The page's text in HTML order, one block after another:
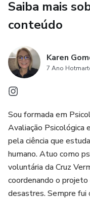
Saiba mais
conteúdo
Karen
7 Ano
Sou formada em
Avaliação Psicológica
pela ciência que
humano. Atuo como
voluntária da Cruz
coordenando o
desastres. Sempre fui